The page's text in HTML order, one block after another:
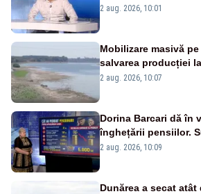
catastrofă pentru
2 aug. 2026, 10:01
Mobilizare masivă
salvarea producției
va detona o stâncă și
2 aug. 2026, 10:07
Dorina Barcari dă în
înghețării pensiilor.
pierdute de fiecare
2 aug. 2026, 10:09
Dunărea a secat